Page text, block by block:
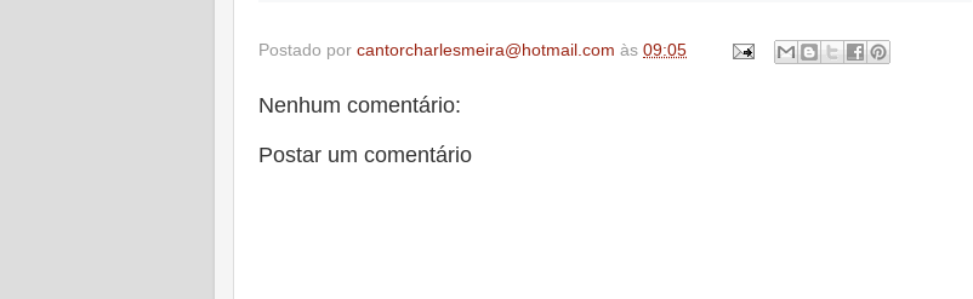
Postado por cantorcharlesmeira@hotmail.com às 09:05
Nenhum comentário:
Postar um comentário